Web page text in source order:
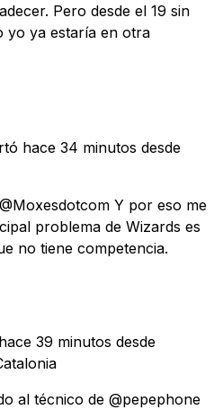
Pero desde el 19 sin
yo ya estaría en otra
hace 34 minutos desde
Y por eso me
problema de Wizards es
no tiene competencia.
hace 39 minutos desde
al técnico de @pepephone